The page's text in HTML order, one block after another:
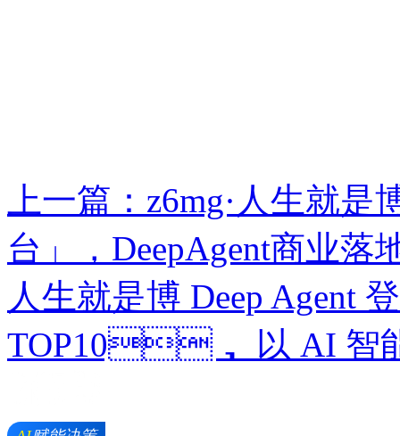
上一篇：z6mg·人生
台」，DeepAgent商业
人生就是博 Deep Agent
TOP10， 以 AI 智